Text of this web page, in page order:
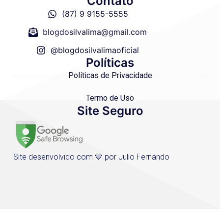
(87) 9 9155-5555
blogdosilvalima@gmail.com
@blogdosilvalimaoficial
Políticas
Políticas de Privacidade
Termo de Uso
Site Seguro
Site desenvolvido com 💙 por Julio Fernando